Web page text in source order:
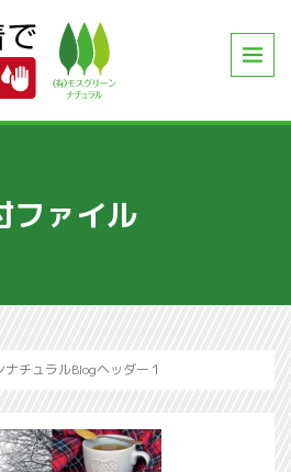
ファイル
チュラルBlogヘッダー１